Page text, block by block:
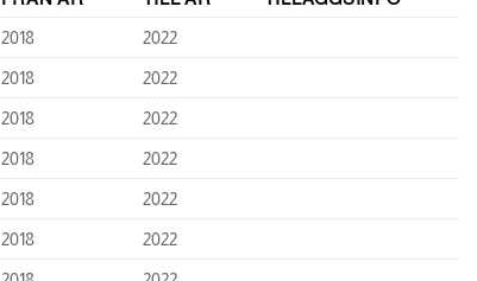
2018
2022
2018
2022
2018
2022
2018
2022
2018
2022
2018
2022